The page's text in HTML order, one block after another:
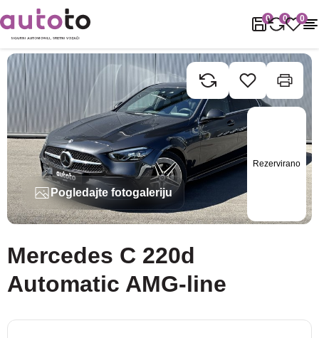
0 0 0
Naslovnica Rabljena vozila Mercedes C 220d
Rezervirano
Pogledajte fotogaleriju
Mercedes C 220d
Automatic AMG-line